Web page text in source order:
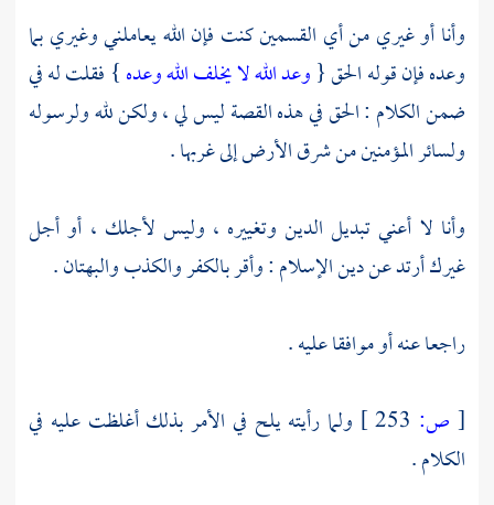
وأنا أو غيري من أي القسمين كنت فإن الله يعاملني وغيري بما
وعده فإن قوله الحق {وعد الله لا يخلف الله وعده} فقلت له في
ضمن الكلام : الحق في هذه القصة ليس لي ، ولكن لله ولرسوله
ولسائر المؤمنين من شرق الأرض إلى غربها .
وأنا لا أعني تبديل الدين وتغييره ، وليس لأجلك ، أو أجل
غيرك أرتد عن دين الإسلام : وأقر بالكفر والكذب والبهتان .
راجعا عنه أو موافقا عليه .
[ ص:
ولما رأيته يلح في الأمر بذلك أغلظت عليه في
الكلام .